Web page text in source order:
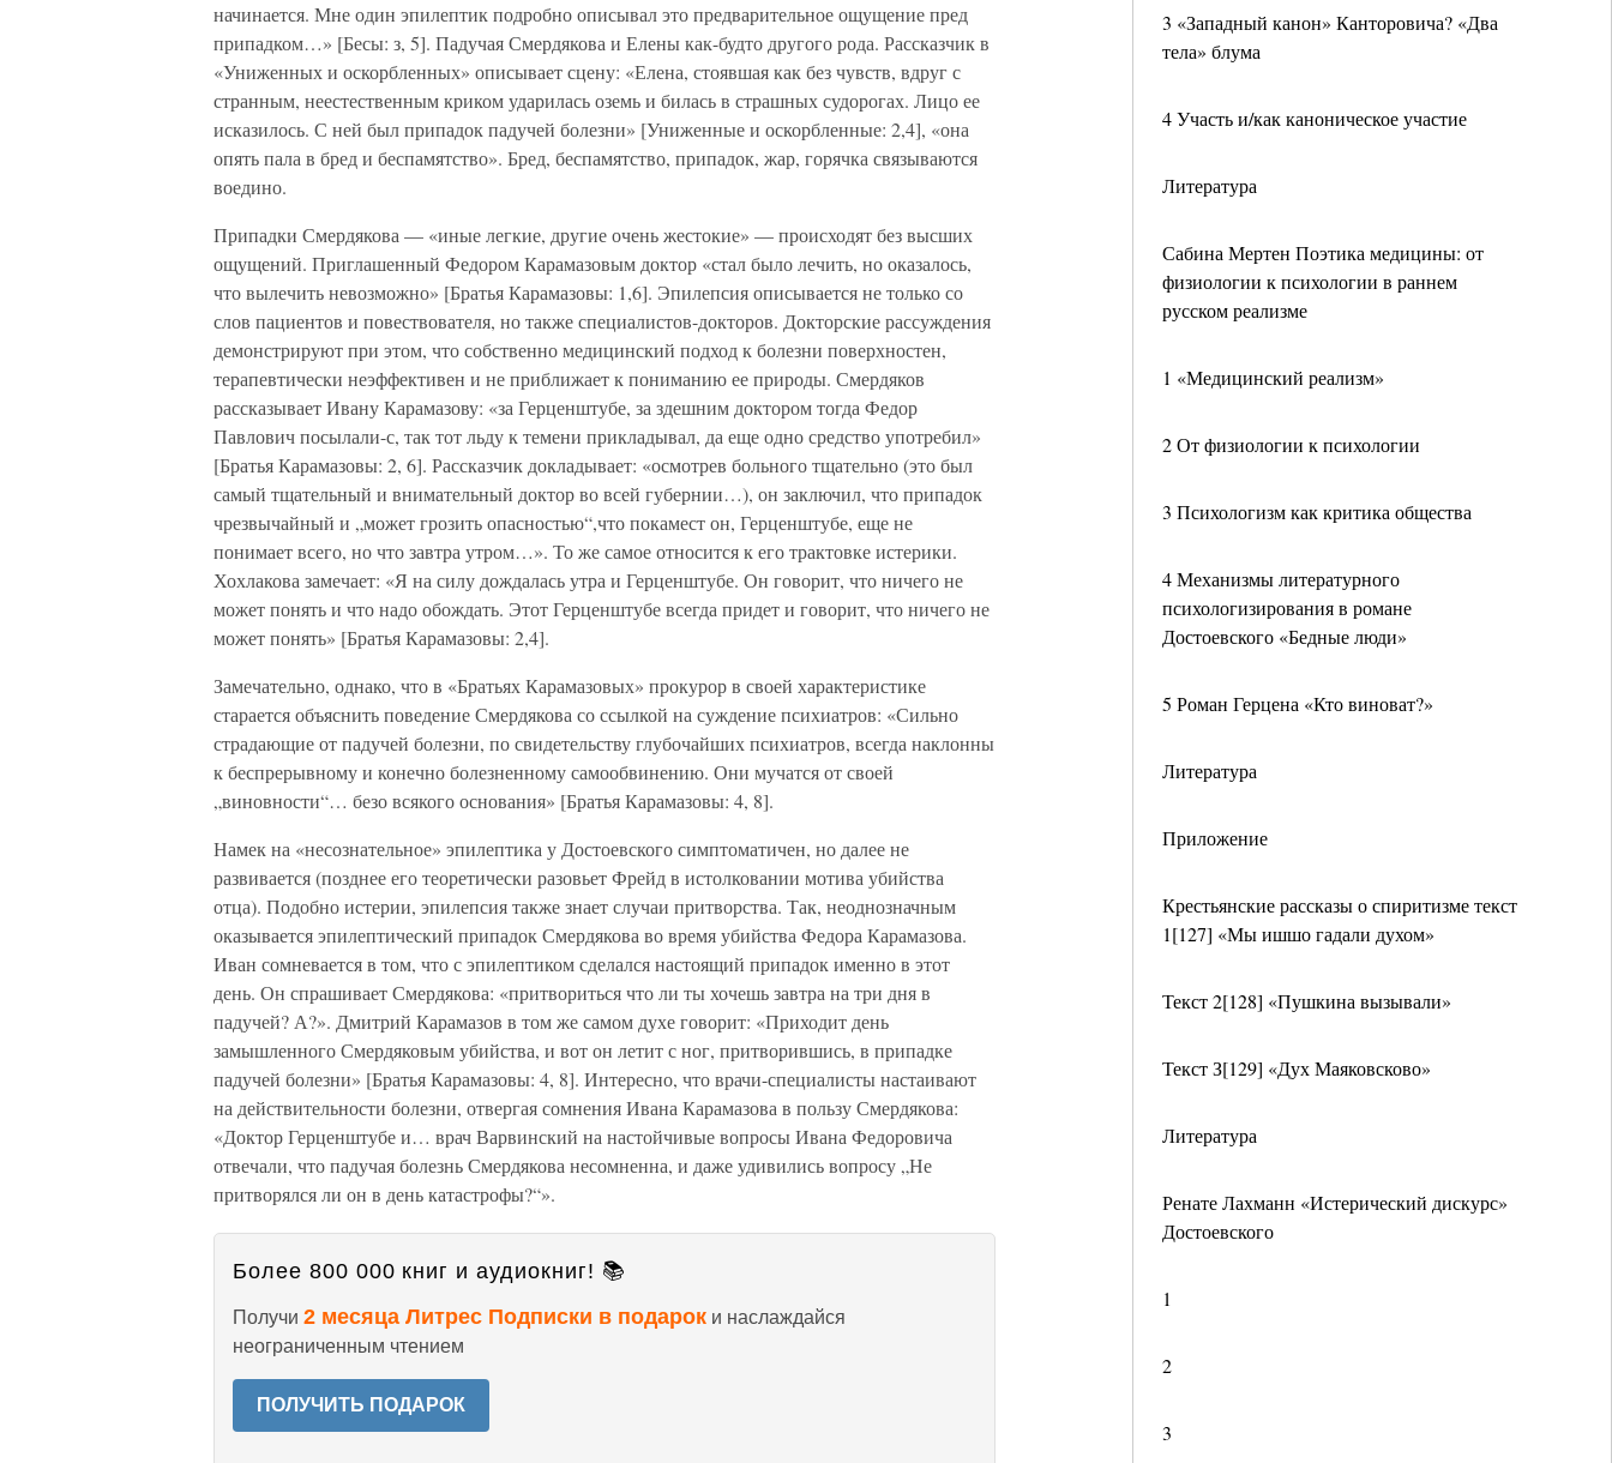
3 «Западный канон» Канторовича? «Два
тела» блума
4 Участь и/как каноническое участие
Литература
Сабина Мертен Поэтика медицины: от
физиологии к психологии в раннем
русском реализме
1 «Медицинский реализм»
2 От физиологии к психологии
3 Психологизм как критика общества
4 Механизмы литературного
психологизирования в романе
Достоевского «Бедные люди»
5 Роман Герцена «Кто виноват?»
Литература
Приложение
Крестьянские рассказы о спиритизме текст
1[127] «Мы ишшо гадали духом»
Текст 2[128] «Пушкина вызывали»
Текст З[129] «Дух Маяковсково»
Литература
Ренате Лахманн «Истерический дискурс»
Достоевского
1
2
3
начинается. Мне один эпилептик подробно описывал это предварительное ощущение пред
припадком…» [Бесы: з, 5]. Падучая Смердякова и Елены как-будто другого рода. Рассказчик в
«Униженных и оскорбленных» описывает сцену: «Елена, стоявшая как без чувств, вдруг с
странным, неестественным криком ударилась оземь и билась в страшных судорогах. Лицо ее
исказилось. С ней был припадок падучей болезни» [Униженные и оскорбленные: 2,4], «она
опять пала в бред и беспамятство». Бред, беспамятство, припадок, жар, горячка связываются
воедино.
Припадки Смердякова — «иные легкие, другие очень жестокие» — происходят без высших
ощущений. Приглашенный Федором Карамазовым доктор «стал было лечить, но оказалось,
что вылечить невозможно» [Братья Карамазовы: 1,6]. Эпилепсия описывается не только со
слов пациентов и повествователя, но также специалистов-докторов. Докторские рассуждения
демонстрируют при этом, что собственно медицинский подход к болезни поверхностен,
терапевтически неэффективен и не приближает к пониманию ее природы. Смердяков
рассказывает Ивану Карамазову: «за Герценштубе, за здешним доктором тогда Федор
Павлович посылали-с, так тот льду к темени прикладывал, да еще одно средство употребил»
[Братья Карамазовы: 2, 6]. Рассказчик докладывает: «осмотрев больного тщательно (это был
самый тщательный и внимательный доктор во всей губернии…), он заключил, что припадок
чрезвычайный и „может грозить опасностью“,что покамест он, Герценштубе, еще не
понимает всего, но что завтра утром…». То же самое относится к его трактовке истерики.
Хохлакова замечает: «Я на силу дождалась утра и Герценштубе. Он говорит, что ничего не
может понять и что надо обождать. Этот Герценштубе всегда придет и говорит, что ничего не
может понять» [Братья Карамазовы: 2,4].
Замечательно, однако, что в «Братьях Карамазовых» прокурор в своей характеристике
старается объяснить поведение Смердякова со ссылкой на суждение психиатров: «Сильно
страдающие от падучей болезни, по свидетельству глубочайших психиатров, всегда наклонны
к беспрерывному и конечно болезненному самообвинению. Они мучатся от своей
„виновности“… безо всякого основания» [Братья Карамазовы: 4, 8].
Намек на «несознательное» эпилептика у Достоевского симптоматичен, но далее не
развивается (позднее его теоретически разовьет Фрейд в истолковании мотива убийства
отца). Подобно истерии, эпилепсия также знает случаи притворства. Так, неоднозначным
оказывается эпилептический припадок Смердякова во время убийства Федора Карамазова.
Иван сомневается в том, что с эпилептиком сделался настоящий припадок именно в этот
день. Он спрашивает Смердякова: «притвориться что ли ты хочешь завтра на три дня в
падучей? А?». Дмитрий Карамазов в том же самом духе говорит: «Приходит день
замышленного Смердяковым убийства, и вот он летит с ног, притворившись, в припадке
падучей болезни» [Братья Карамазовы: 4, 8]. Интересно, что врачи-специалисты настаивают
на действительности болезни, отвергая сомнения Ивана Карамазова в пользу Смердякова:
«Доктор Герценштубе и… врач Варвинский на настойчивые вопросы Ивана Федоровича
отвечали, что падучая болезнь Смердякова несомненна, и даже удивились вопросу „Не
притворялся ли он в день катастрофы?“».
Более 800 000 книг и аудиокниг! 📚
Получи 2 месяца Литрес Подписки в подарок и наслаждайся
неограниченным чтением
ПОЛУЧИТЬ ПОДАРОК